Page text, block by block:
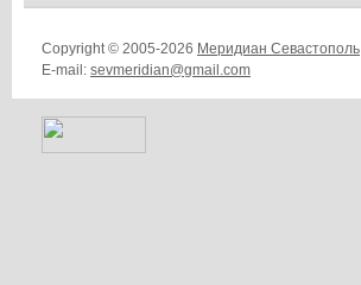
Copyright © 2005-2026 Меридиан Севастополь
E-mail: sevmeridian@gmail.com